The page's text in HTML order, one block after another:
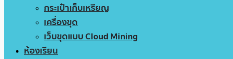
กระเป๋าเก็บเหรียญ
เครื่องขุด
เว็บขุดแบบ Cloud Mining
ห้องเรียน